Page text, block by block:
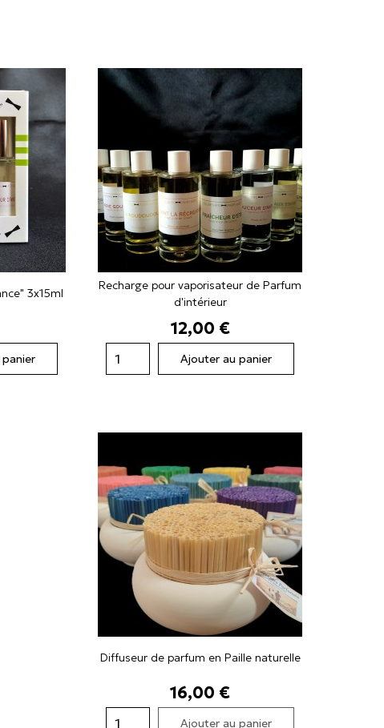
3x15ml
Recharge pour vaporisateur de Parfum
d'intérieur
Prix
12,00 €
Ajouter au panier
Diffuseur de parfum en Paille naturelle
Prix
16,00 €
Ajouter au panier